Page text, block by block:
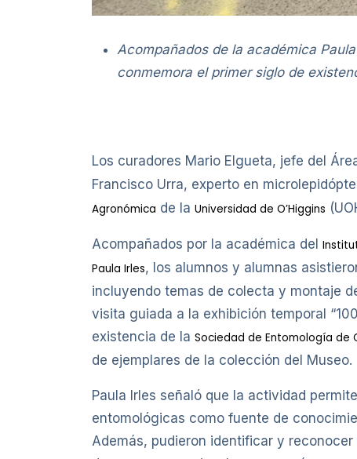
Acompañados de la académica
conmemora el primer siglo de
Los curadores Mario Elgueta, jefe del
Francisco Urra, experto en
Agronómica de la Universidad de O’Higgins
Acompañados por la académica del
Paula Irles, los alumnos y alumnas
incluyendo temas de colecta y montaje
visita guiada a la exhibición temporal
existencia de la Sociedad de Entomología de
de ejemplares de la colección del Museo.
Paula Irles señaló que la actividad
entomológicas como fuente de
Además, pudieron identificar y